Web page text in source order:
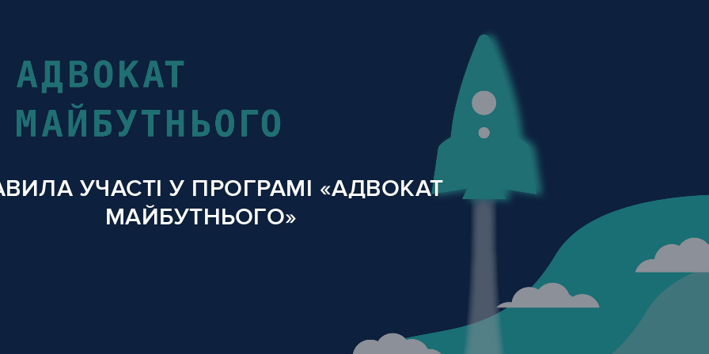
УЧАСТІ У ПРОГРАМІ «АДВОКАТ
МАЙБУТНЬОГО»